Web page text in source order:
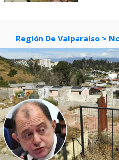
Región De Valparaíso >